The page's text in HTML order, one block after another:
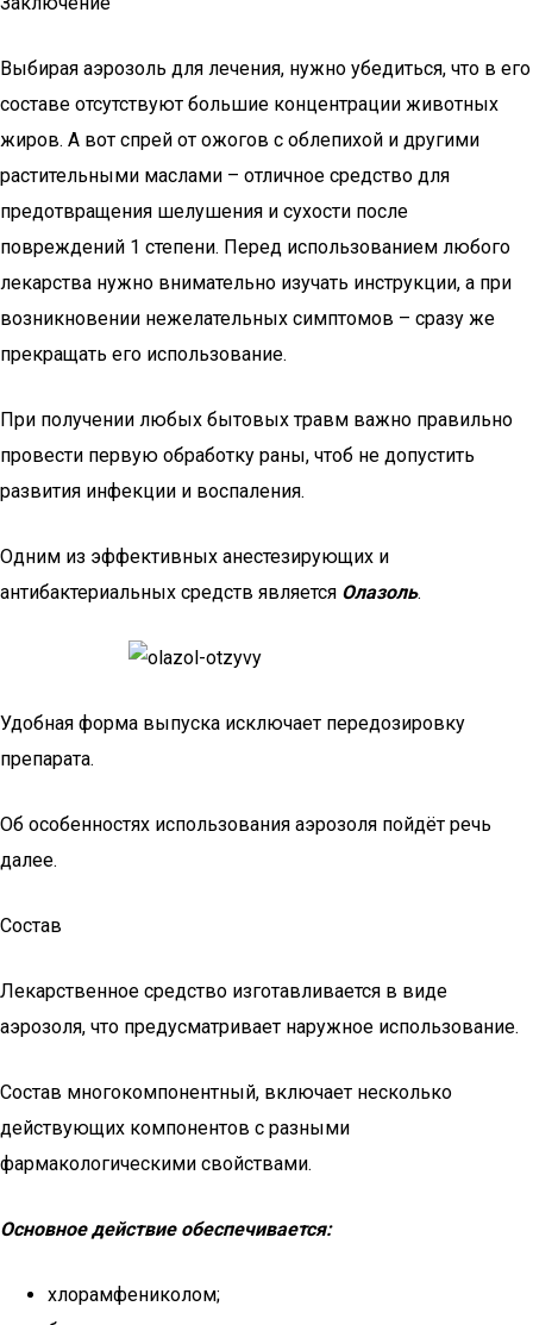
Выбирая аэрозоль для лечения, нужно убедиться, что в его
составе отсутствуют большие концентрации животных
жиров. А вот спрей от ожогов с облепихой и другими
растительными маслами – отличное средство для
предотвращения шелушения и сухости после
повреждений 1 степени. Перед использованием любого
лекарства нужно внимательно изучать инструкции, а при
возникновении нежелательных симптомов – сразу же
прекращать его использование.
При получении любых бытовых травм важно правильно
провести первую обработку раны, чтоб не допустить
развития инфекции и воспаления.
Одним из эффективных анестезирующих и
антибактериальных средств является Олазоль.
Удобная форма выпуска исключает передозировку
препарата.
Об особенностях использования аэрозоля пойдёт речь
далее.
Состав
Лекарственное средство изготавливается в виде
аэрозоля, что предусматривает наружное использование.
Состав многокомпонентный, включает несколько
действующих компонентов с разными
фармакологическими свойствами.
Основное действие обеспечивается:
хлорамфениколом;